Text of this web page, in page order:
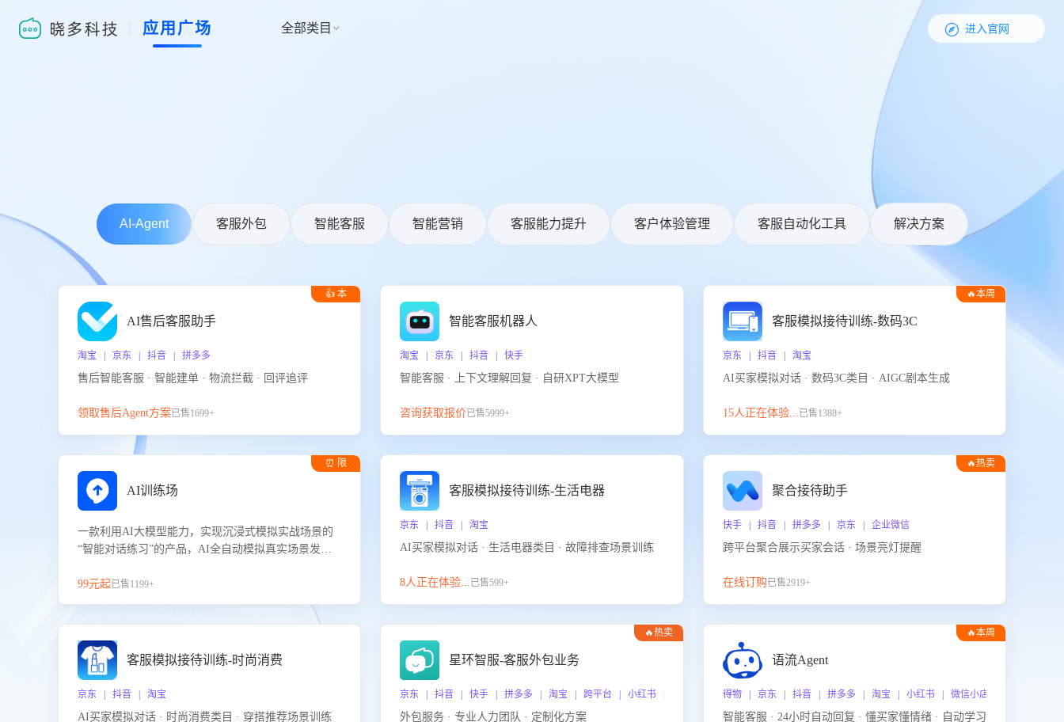
应用广场 全部类目   进入官网
AI-Agent 客服外包 智能客服 智能营销 客服能力提升 客户体验管理 客服自动化工具 解决方案
👍 本
AI售后客服助手
淘宝 | 京东 | 抖音 | 拼多多
售后智能客服 · 智能建单 · 物流拦截 · 回评追评
领取售后Agent方案已售1699+
智能客服机器人
淘宝 | 京东 | 抖音 | 快手
智能客服 · 上下文理解回复 · 自研XPT大模型
咨询获取报价已售5999+
🔥本周
客服模拟接待训练-数码3C
京东 | 抖音 | 淘宝
AI买家模拟对话 · 数码3C类目 · AIGC剧本生成
15人正在体验...已售1388+
⏰ 限
AI训练场
一款利用AI大模型能力，实现沉浸式模拟实战场景的
“智能对话练习”的产品，AI全自动模拟真实场景发生
提升客服团队的销服能力。
99元起已售1199+
客服模拟接待训练-生活电器
京东 | 抖音 | 淘宝
AI买家模拟对话 · 生活电器类目 · 故障排查场景训练
8人正在体验...已售599+
🔥热卖
聚合接待助手
快手 | 抖音 | 拼多多 | 京东 | 企业微信
跨平台聚合展示买家会话 · 场景亮灯提醒
在线订购已售2919+
客服模拟接待训练-时尚消费
京东 | 抖音 | 淘宝
AI买家模拟对话 · 时尚消费类目 · 穿搭推荐场景训练
🔥热卖
星环智服-客服外包业务
京东 | 抖音 | 快手 | 拼多多 | 淘宝 | 跨平台 | 小红书 | 得物 | 企业微信
外包服务 · 专业人力团队 · 定制化方案
🔥本周
语流Agent
得物 | 京东 | 抖音 | 拼多多 | 淘宝 | 小红书 | 微信小店 | 快手 | 唯品
智能客服 · 24小时自动回复 · 懂买家懂情绪 · 自动学习